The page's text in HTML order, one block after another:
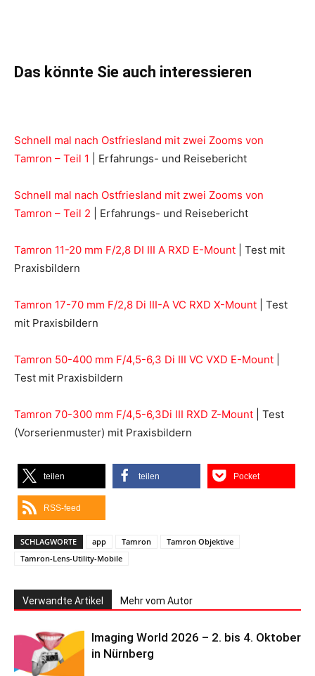
Das könnte Sie auch interessieren
Schnell mal nach Ostfriesland mit zwei Zooms von
Tamron – Teil 1
| Erfahrungs- und Reisebericht
Schnell mal nach Ostfriesland mit zwei Zooms von
Tamron – Teil 2 | Erfahrungs- und Reisebericht
Tamron 11-20 mm F/2,8 DI III A RXD E-Mount | Test mit
Praxisbildern
Tamron 17-70 mm F/2,8 Di III-A VC RXD X-Mount | Test
mit Praxisbildern
Tamron 50-400 mm F/4,5-6,3 Di III VC VXD E-Mount
Test mit Praxisbildern
Tamron 70-300 mm F/4,5-6,3Di III RXD Z-Mount
| Test
(Vorserienmuster) mit Praxisbildern
teilen teilen Pocket
RSS-feed
SCHLAGWORTE app Tamron
Tamron Objektive
Tamron-Lens-Utility-Mobile
Verwandte Artikel Mehr vom Autor
Imaging World 2026 – 2. bis 4. Oktober
in Nürnberg